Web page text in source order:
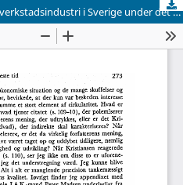
Ulf Olsson: Upprustning och verkstadsindustri i Sverige under det andra världskriget. Goteborg 1973. 172 sider.